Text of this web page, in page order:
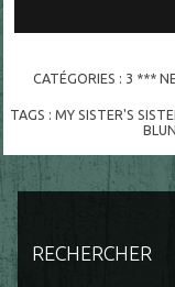
CATÉGORIES : 3 ***
TAGS :MY SISTER'S
RECHERCHER